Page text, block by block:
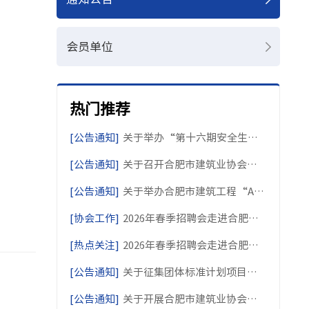
会员单位
热门推荐
[公告通知] 关于举办“第十六期安全生产大讲堂”活动的通知
[公告通知] 关于召开合肥市建筑业协会七届三次理事会暨七届二次会员大会的通知
[公告通知] 关于举办合肥市建筑工程“AI+建筑安全管理”线上专题培训的通知
[协会工作] 2026年春季招聘会走进合肥大学：
[热点关注] 2026年春季招聘会走进合肥大学：
[公告通知] 关于征集团体标准计划项目的通知
[公告通知] 关于开展合肥市建筑业协会会员信息核对工作的通知